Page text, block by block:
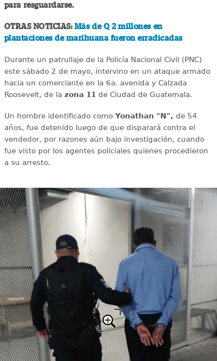
para resguardarse.
OTRAS NOTICIAS: Más de Q 2 millones en
plantaciones de marihuana fueron erradicadas
Durante un patrullaje de la Policía Nacional Civil (PNC)
este sábado 2 de mayo, intervino en un ataque armado
hacia un comerciante en la 6a. avenida y Calzada
Roosevelt, de la zona 11de Ciudad de Guatemala.
Un hombre identificado comoYonathan "N", de 54
años, fue detenido luego de que disparará contra el
vendedor, por razones aún bajo investigación, cuando
fue visto por los agentes policiales quienes procedieron
a su arresto.